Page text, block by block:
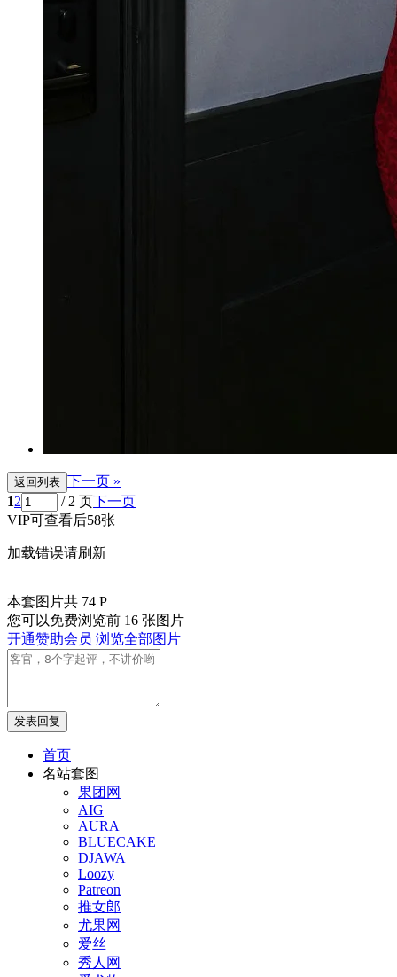
返回列表 下一页 »
12 / 2 页下一页
VIP可查看后58张
加载错误请刷新
本套图片共 74 P
您可以免费浏览前 16 张图片
开通赞助会员 浏览全部图片
发表回复
首页
名站套图
果团网
AIG
AURA
BLUECAKE
DJAWA
Loozy
Patreon
推女郎
尤果网
爱丝
秀人网